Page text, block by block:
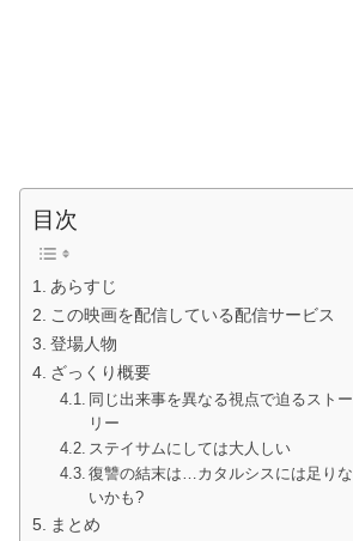
目次
あらすじ
この映画を配信している配信サービス
登場人物
ざっくり概要
同じ出来事を異なる視点で迫るストー
リー
ステイサムにしては大人しい
復讐の結末は…カタルシスには足りな
いかも?
まとめ